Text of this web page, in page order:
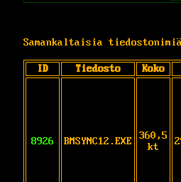
Samankaltaisia
ID Tiedosto Koko
8926 BMSYNC12.EXE
360,5
kt